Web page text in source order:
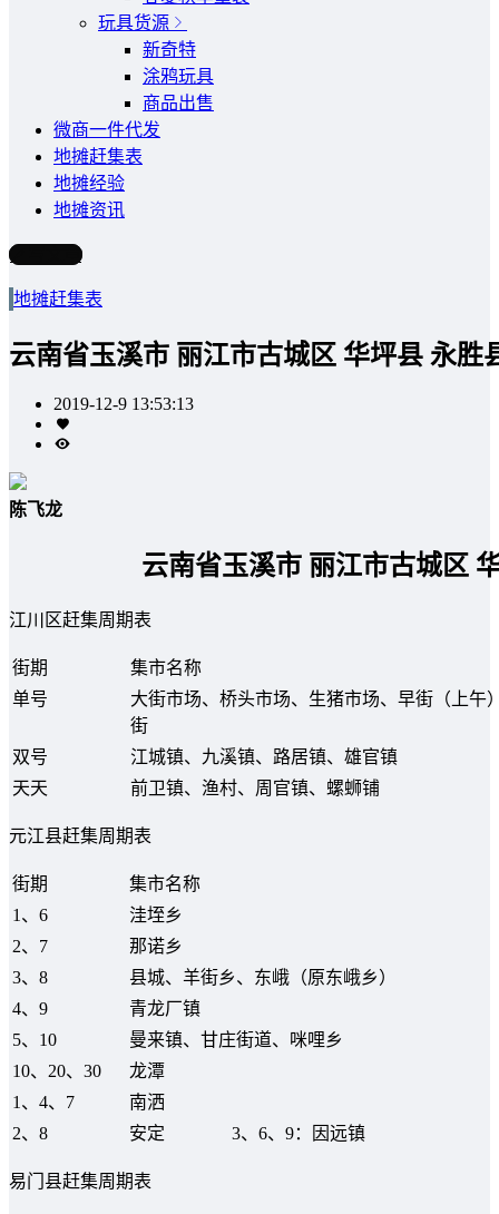
玩具货源
新奇特
涂鸦玩具
商品出售
微商一件代发
地摊赶集表
地摊经验
地摊资讯
写文章
地摊赶集表
云南省玉溪市 丽江市古城区 华坪县 永胜
2019-12-9 13:53:13
陈飞龙
云南省玉溪市 丽江市古城区
江川区赶集周期表
街期
集市名称
单号
大街市场、桥头市场、生猪市场、早街（上午
街
双号
江城镇、九溪镇、路居镇、雄官镇
天天
前卫镇、渔村、周官镇、螺蛳铺
元江县赶集周期表
街期
集市名称
1、6
洼垤乡
2、7
那诺乡
3、8
县城、羊街乡、东峨（原东峨乡）
4、9
青龙厂镇
5、10
曼来镇、甘庄街道、咪哩乡
10、20、30
龙潭
1、4、7
南洒
2、8
安定 3、6、9：因远镇
易门县赶集周期表